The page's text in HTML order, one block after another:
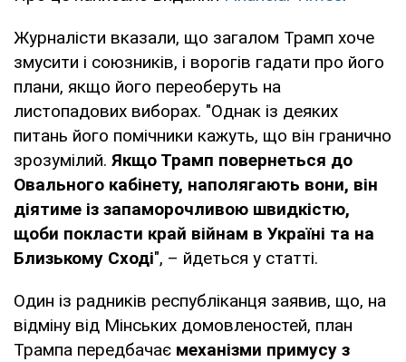
Журналісти вказали, що загалом Трамп хоче
змусити і союзників, і ворогів гадати про його
плани, якщо його переоберуть на
листопадових виборах. "Однак із деяких
питань його помічники кажуть, що він гранично
зрозумілий. Якщо Трамп повернеться до
Овального кабінету, наполягають вони, він
діятиме із запаморочливою швидкістю,
щоби покласти край війнам в Україні та на
Близькому Сході", – йдеться у статті.
Один із радників республіканця заявив, що, на
відміну від Мінських домовленостей, план
Трампа передбачає механізми примусу з